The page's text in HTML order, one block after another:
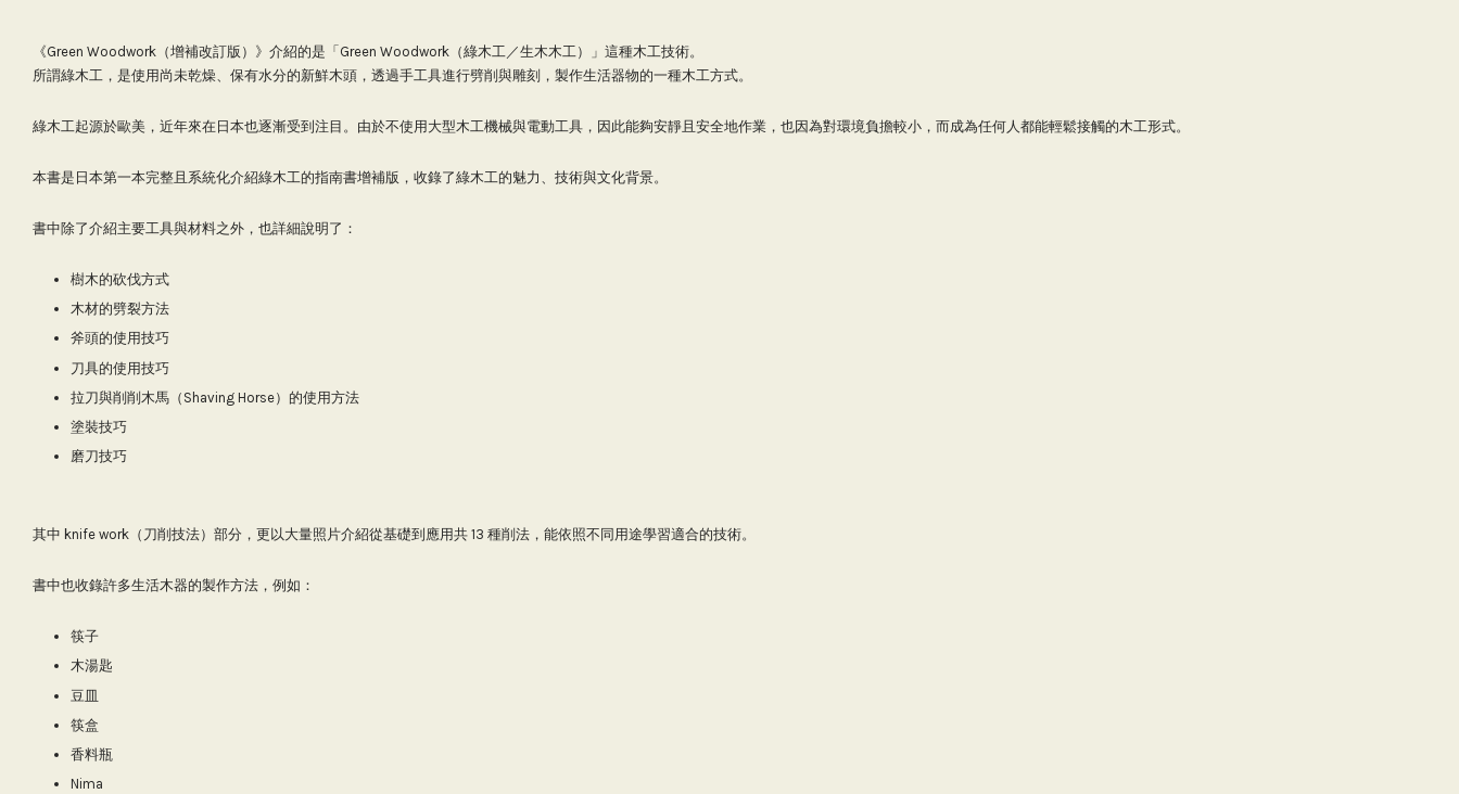
《Green Woodwork（增補改訂版）》介紹的是「Green Woodwork（綠木工／生木木工）」這種木工技術。
所謂綠木工，是使用尚未乾燥、保有水分的新鮮木頭，透過手工具進行劈削與雕刻，製作生活器物的一種木工方式。
綠木工起源於歐美，近年來在日本也逐漸受到注目。由於不使用大型木工機械與電動工具，因此能夠安靜且安全地作業，也因為對環境負擔較小，而成為任何人都能輕鬆接觸的木工形式。
本書是日本第一本完整且系統化介紹綠木工的指南書增補版，收錄了綠木工的魅力、技術與文化背景。
書中除了介紹主要工具與材料之外，也詳細說明了：
樹木的砍伐方式
木材的劈裂方法
斧頭的使用技巧
刀具的使用技巧
拉刀與削削木馬（Shaving Horse）的使用方法
塗裝技巧
磨刀技巧
其中 knife work（刀削技法）部分，更以大量照片介紹從基礎到應用共 13 種削法，能依照不同用途學習適合的技術。
書中也收錄許多生活木器的製作方法，例如：
筷子
木湯匙
豆皿
筷盒
香料瓶
Nima